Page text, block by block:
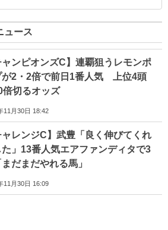
ュース
ャンピオンズC】連覇狙うレモンポ
が2・2倍で前日1番人気 上位4頭
倍切るオッズ
11月30日 18:42
ャレンジC】武豊「良く伸びてくれ
た」13番人気エアファンディタで3
だまだやれる馬」
11月30日 16:09